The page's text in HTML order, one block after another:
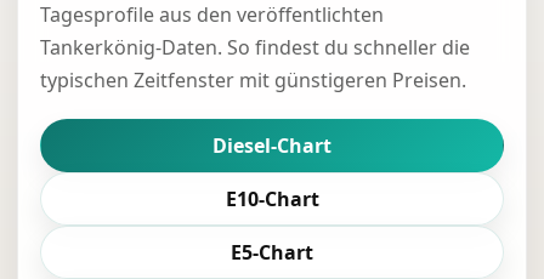
Tagesprofile aus den veröffentlichten
Tankerkönig-Daten. So findest du schneller die
typischen Zeitfenster mit günstigeren Preisen.
Diesel-Chart
E10-Chart
E5-Chart